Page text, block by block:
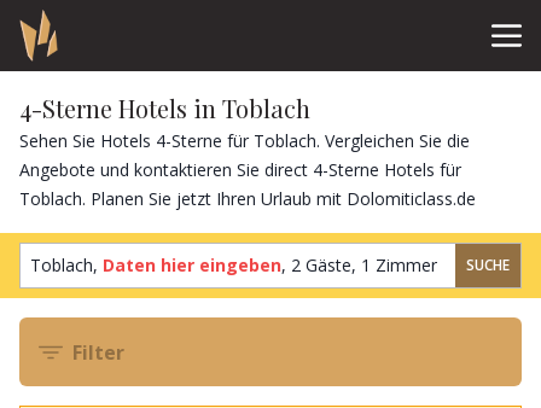
4-Sterne Hotels in Toblach
Sehen Sie Hotels 4-Sterne für Toblach. Vergleichen Sie die
Angebote und kontaktieren Sie direct 4-Sterne Hotels für
Toblach. Planen Sie jetzt Ihren Urlaub mit Dolomiticlass.de
Toblach, Daten hier eingeben, 2 Gäste, 1 Zimmer SUCHE
Filter